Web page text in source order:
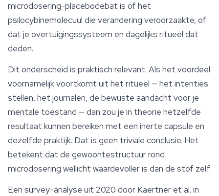
microdosering-placebodebat is of het
psilocybinemolecuul die verandering veroorzaakte, of
dat je overtuigingssysteem en dagelijks ritueel dat
deden.
Dit onderscheid is praktisch relevant. Als het voordeel
voornamelijk voortkomt uit het ritueel — het intenties
stellen, het journalen, de bewuste aandacht voor je
mentale toestand — dan zou je in theorie hetzelfde
resultaat kunnen bereiken met een inerte capsule en
dezelfde praktijk. Dat is geen triviale conclusie. Het
betekent dat de gewoontestructuur rond
microdosering wellicht waardevoller is dan de stof zelf.
Een survey-analyse uit 2020 door Kaertner et al. in